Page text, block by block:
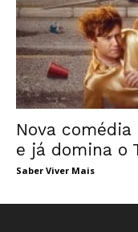
Nova
e já domina o
Saber Viver Mais